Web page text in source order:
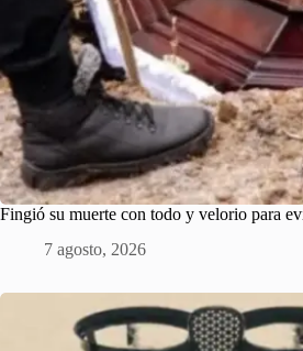
Fingió su muerte con todo y velorio para
7 agosto, 2026